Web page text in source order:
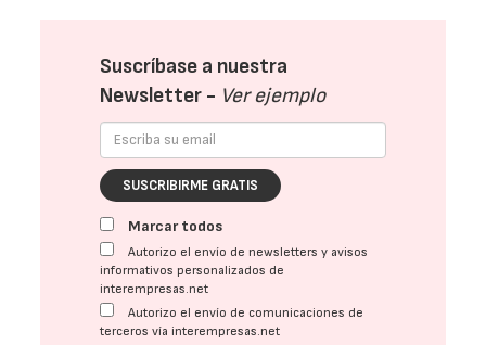
Suscríbase a nuestra
Newsletter - Ver ejemplo
SUSCRIBIRME GRATIS
Marcar todos
Autorizo el envío de newsletters y avisos
informativos personalizados de
interempresas.net
Autorizo el envío de comunicaciones de
terceros vía interempresas.net